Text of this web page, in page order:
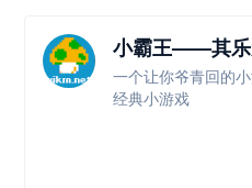
小霸王——其
一个让你爷青回的
经典小游戏